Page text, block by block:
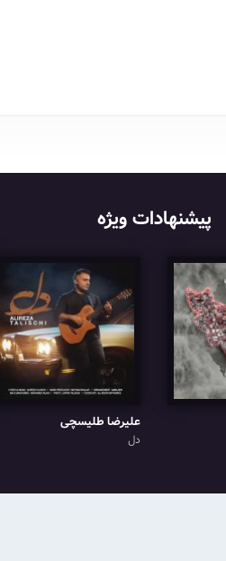
پیشنهادات ویژه
علیرضا طلیسچی
دل